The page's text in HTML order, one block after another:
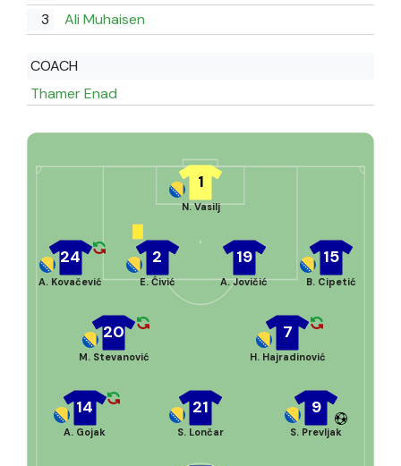
3
Ali Muhaisen
COACH
Thamer Enad
1
N. Vasilj
15
B. Cipetić
19
A. Jovičić
2
E. Ćivić
24
A. Kovačević
7
H. Hajradinović
20
M. Stevanović
9
S. Prevljak
21
S. Lončar
14
A. Gojak